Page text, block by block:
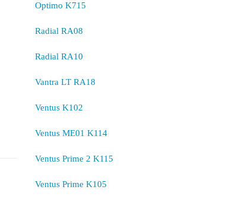
Optimo K715
Radial RA08
Radial RA10
Vantra LT RA18
Ventus K102
Ventus ME01 K114
Ventus Prime 2 K115
Ventus Prime K105